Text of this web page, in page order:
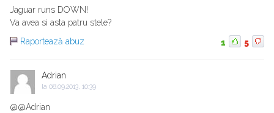
Jaguar runs DOWN!
Va avea si asta patru stele?
Raportează abuz
1 5
Adrian
la 08.09.2013, 10:39
@@Adrian